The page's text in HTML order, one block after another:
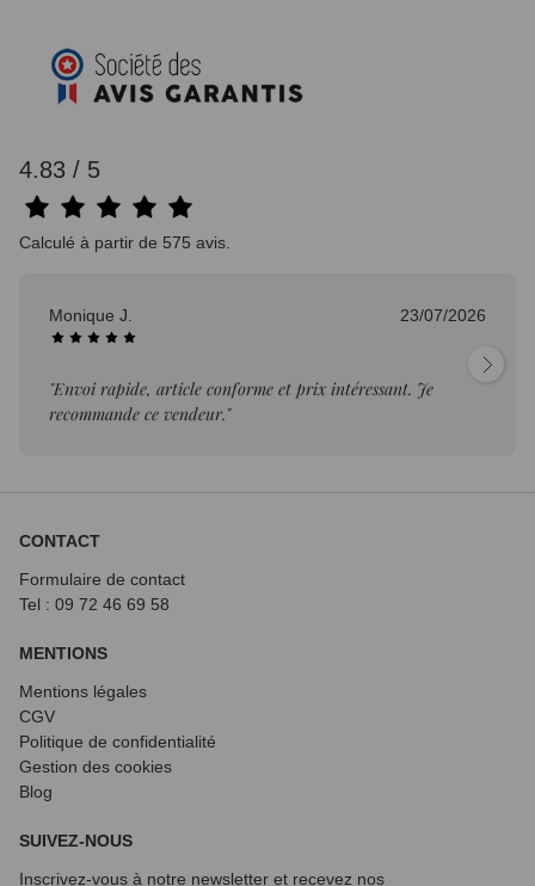
4.83 / 5
Calculé à partir de 575 avis.
Monique J. 23/07/2026
"Envoi rapide, article conforme et prix intéressant. Je
recommande ce vendeur."
CONTACT
Formulaire de contact
Tel : 09 72 46 69 58
MENTIONS
Mentions légales
CGV
Politique de confidentialité
Gestion des cookies
Blog
SUIVEZ-NOUS
Inscrivez-vous à notre newsletter et recevez nos